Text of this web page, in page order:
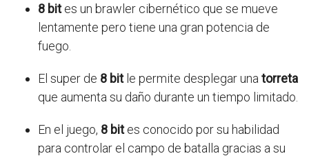
8 bites un brawler cibernético que se mueve
lentamente pero tiene una gran potencia de
fuego.
El super de 8 bitle permite desplegar una torreta
que aumenta su daño durante un tiempo limitado.
En el juego, 8 bites conocido por su habilidad
para controlar el campo de batalla gracias a su